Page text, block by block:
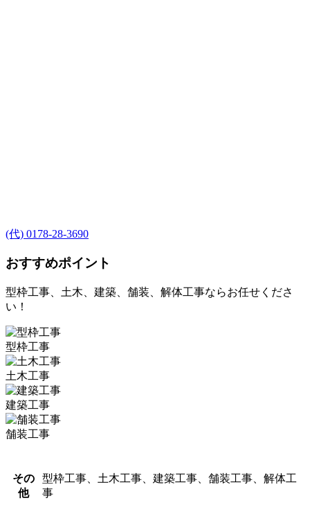
(代) 0178-28-3690
おすすめポイント
型枠工事、土木、建築、舗装、解体工事ならお任せくださ
い！
型枠工事
土木工事
建築工事
舗装工事
その
他
型枠工事、土木工事、建築工事、舗装工事、解体工
事